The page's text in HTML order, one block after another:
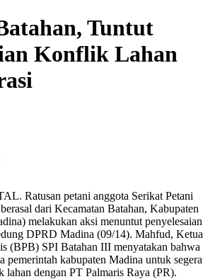
Tuntut
Konflik Lahan
Ratusan petani anggota Serikat Petani
dari Kecamatan Batahan, Kabupaten
melakukan aksi menuntut penyelesaian
DPRD Madina (09/14). Mahfud, Ketua
(BPB) SPI Batahan III menyatakan bahwa
pemerintah kabupaten Madina untuk segera
lahan dengan PT Palmaris Raya (PR).